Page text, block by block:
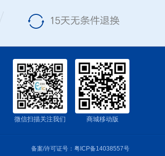
微信扫描关注我们 商城移动版
备案/许可证号： 粤ICP备14038557号